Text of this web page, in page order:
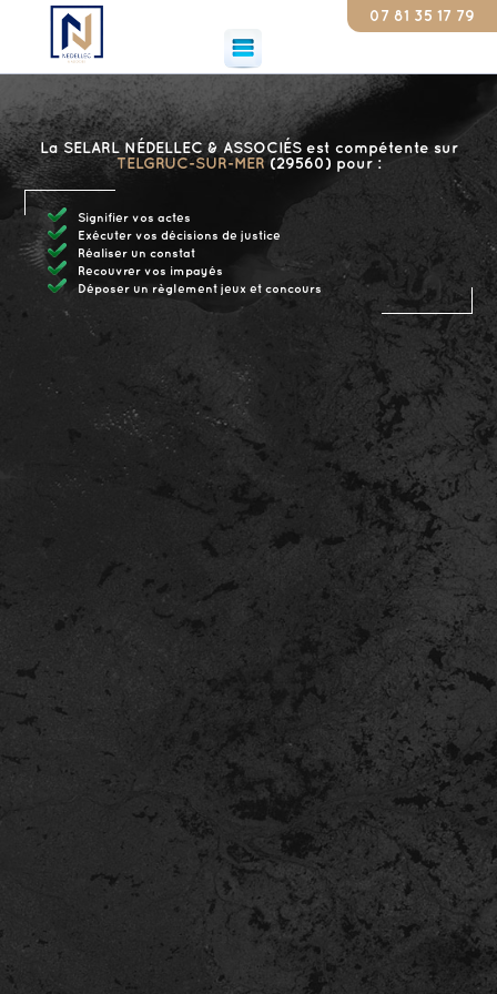
07 81 35 17 79
La SELARL NÉDELLEC & ASSOCIÉS est compétente sur
TELGRUC-SUR-MER (29560) pour :
Signifier vos actes
Exécuter vos décisions de justice
Réaliser un constat
Recouvrer vos impayés
Déposer un règlement jeux et concours